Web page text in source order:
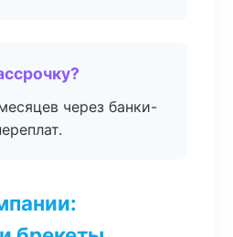
через банки-